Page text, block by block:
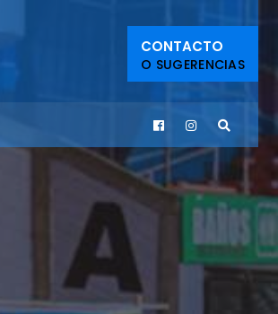
CONTACTO
O SUGERENCIAS